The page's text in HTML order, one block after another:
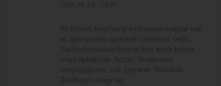
1994. 08. 23. - 19:30
Az Erintes Alapitvany a romaniai magyar vak
es gyengenlato gyerekek oktatasat segiti.
Tajekoztatojukon Bognar Eva elnok beszel,
majd nyilatkozik. Archiv: Braille-irast
letapogato kez, vak gyerekek. (Készítők:
Zoldhegyi - Nagy G)